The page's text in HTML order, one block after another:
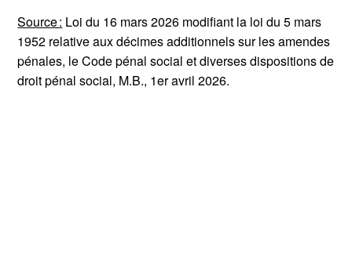
Source : Loi du 16 mars 2026 modifiant la loi du 5 mars
1952 relative aux décimes additionnels sur les amendes
pénales, le Code pénal social et diverses dispositions de
droit pénal social, M.B., 1er avril 2026.